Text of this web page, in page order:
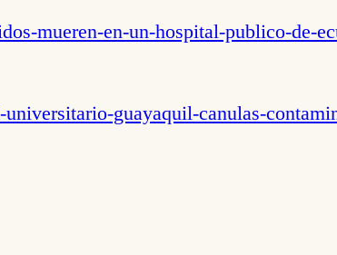
mueren-en-un-hospital-publico-de-
guayaquil-canulas-